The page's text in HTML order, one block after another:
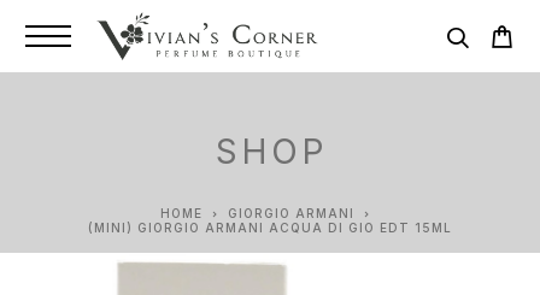
SHOP
HOME
GIORGIO ARMANI
(MINI) GIORGIO ARMANI ACQUA DI GIO EDT 15ML